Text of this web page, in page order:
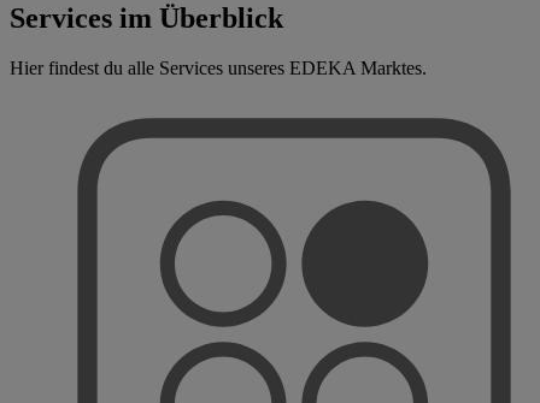
Services im Überblick
Hier findest du alle Services unseres EDEKA Marktes.